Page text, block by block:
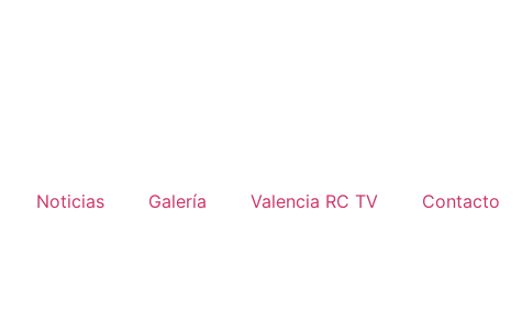
Noticias Galería Valencia RC TV Contacto